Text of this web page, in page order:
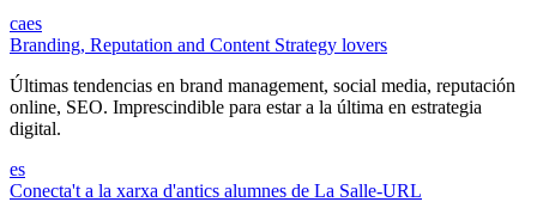
caes
Branding, Reputation and Content Strategy lovers
Últimas tendencias en brand management, social media, reputación
online, SEO. Imprescindible para estar a la última en estrategia
digital.
es
Conecta't a la xarxa d'antics alumnes de La Salle-URL